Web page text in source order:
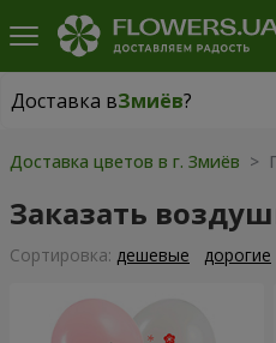
Доставка вЗмиёв?
Доставка вЗмиёв|
Доставка цветов в г. Змиёв >
Заказать
Cортировка: дешевые дорогие